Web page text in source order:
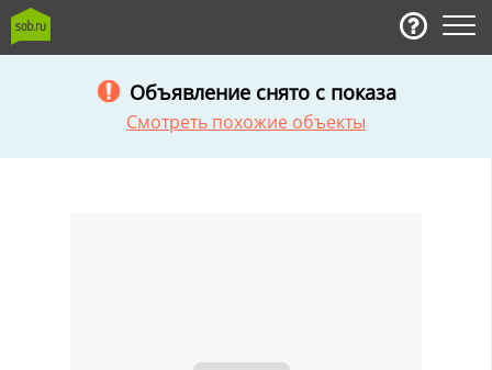
Объявление снято с показа
Смотреть похожие объекты